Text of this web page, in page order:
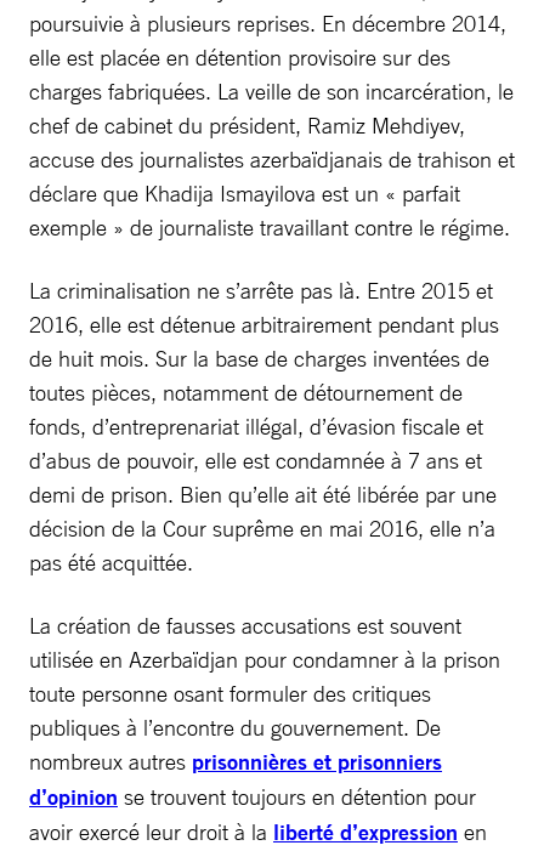
poursuivie à plusieurs reprises. En décembre 2014,
elle est placée en détention provisoire sur des
charges fabriquées. La veille de son incarcération, le
chef de cabinet du président, Ramiz Mehdiyev,
accuse des journalistes azerbaïdjanais de trahison et
déclare que Khadija Ismayilova est un « parfait
exemple » de journaliste travaillant contre le régime.
La criminalisation ne s’arrête pas là. Entre 2015 et
2016, elle est détenue arbitrairement pendant plus
de huit mois. Sur la base de charges inventées de
toutes pièces, notamment de détournement de
fonds, d’entreprenariat illégal, d’évasion fiscale et
d’abus de pouvoir, elle est condamnée à 7 ans et
demi de prison. Bien qu’elle ait été libérée par une
décision de la Cour suprême en mai 2016, elle n’a
pas été acquittée.
La création de fausses accusations est souvent
utilisée en Azerbaïdjan pour condamner à la prison
toute personne osant formuler des critiques
publiques à l’encontre du gouvernement. De
nombreux autres prisonnières et prisonniers
d’opinion se trouvent toujours en détention pour
avoir exercé leur droit à la liberté d’expression en